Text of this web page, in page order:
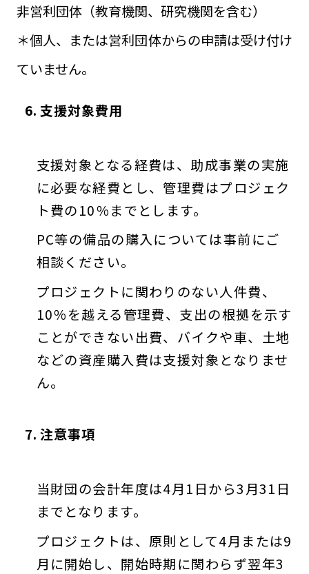
非営利団体（教育機関、研究機関を含む）
＊個人、または営利団体からの申請は受け付け
ていません。
6. 支援対象費用
支援対象となる経費は、助成事業の実施
に必要な経費とし、管理費はプロジェク
ト費の10％までとします。
PC等の備品の購入については事前にご
相談ください。
プロジェクトに関わりのない人件費、
10％を越える管理費、支出の根拠を示す
ことができない出費、バイクや車、土地
などの資産購入費は支援対象となりませ
ん。
7. 注意事項
当財団の会計年度は4月1日から3月31日
までとなります。
プロジェクトは、原則として4月または9
月に開始し、開始時期に関わらず翌年3